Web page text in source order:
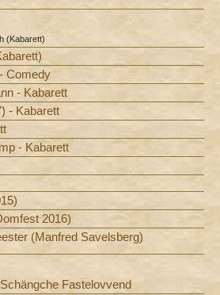
(Kabarett)
Comedy
- Kabarett
- Kabarett
- Kabarett
2016)
(Manfred Savelsberg)
Fastelovvend